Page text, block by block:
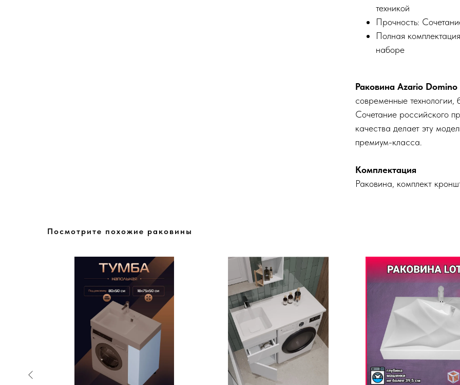
техникой
Прочность:
Полная
наборе
Раковина Azario Domino
современные технологии,
Сочетание российского
качества делает эту
премиум-класса.
Комплектация
Раковина, комплект
Посмотрите похожие раковины